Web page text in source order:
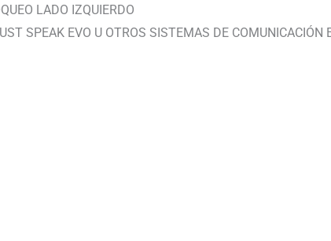
LADO IZQUIERDO
SPEAK EVO U OTROS SISTEMAS DE COMUNICACIÓN